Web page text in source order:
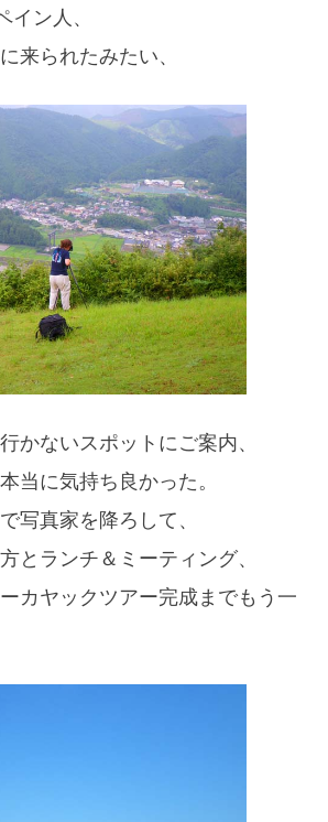
ン人、
来られたみたい、
かないスポットにご案内、
当に気持ち良かった。
写真家を降ろして、
とランチ＆ミーティング、
カヤックツアー完成までもう一